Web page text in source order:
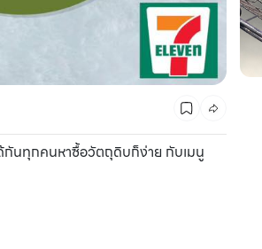
กันทุกคนหาซื้อวัตถุดิบก็ง่าย กับเมนู
รวมแบรนด์ตัวท็อป ลดสูงสุด50%